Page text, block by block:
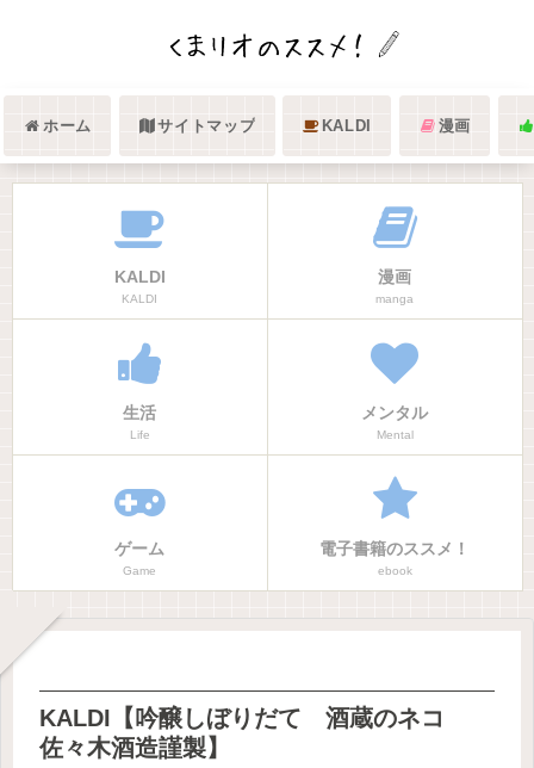
ホーム サイトマップ KALDI 漫画
KALDI
KALDI
漫画
manga
生活
Life
メンタル
Mental
ゲーム
Game
電子書籍のススメ！
ebook
KALDI【吟醸しぼりだて 酒蔵のネコ
佐々木酒造謹製】